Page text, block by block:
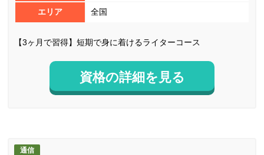
エリア 全国
【3ヶ月で習得】短期で身に着けるライターコース
資格の詳細を見る
通信